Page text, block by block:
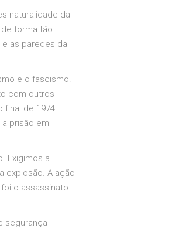
naturalidade da
forma tão
as paredes da
e o fascismo.
com outros
de 1974.
prisão em
Exigimos a
explosão. A ação
o assassinato
segurança